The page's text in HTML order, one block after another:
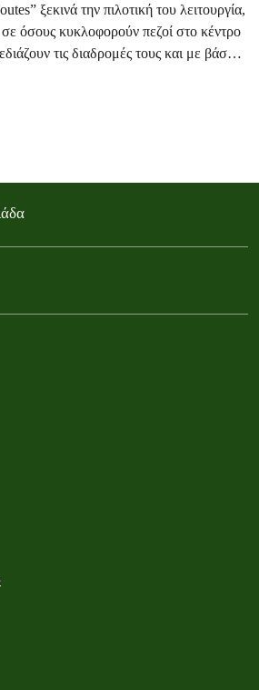
ξεκινά την πιλοτική του λειτουργία,
σε όσους κυκλοφορούν πεζοί στο κέντρο
τις διαδρομές τους και με βάση
τα πιο δροσερά σημεία της